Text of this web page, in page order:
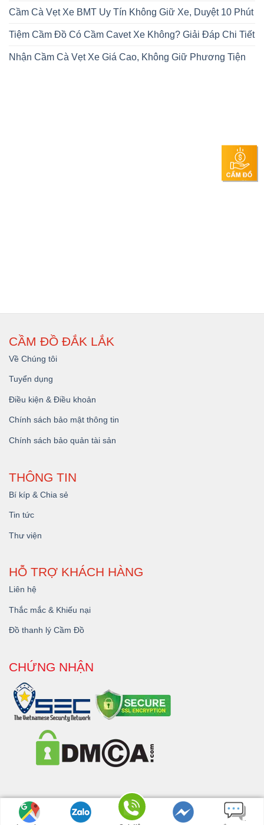
Cầm Cà Vẹt Xe BMT Uy Tín Không Giữ Xe, Duyệt 10 Phút
Tiệm Cầm Đồ Có Cầm Cavet Xe Không? Giải Đáp Chi Tiết
Nhận Cầm Cà Vẹt Xe Giá Cao, Không Giữ Phương Tiện
CẦM ĐỒ ĐẮK LẮK
Về Chúng tôi
Tuyển dụng
Điều kiện & Điều khoản
Chính sách bảo mật thông tin
Chính sách bảo quản tài sản
THÔNG TIN
Bí kíp & Chia sẻ
Tin tức
Thư viện
HỖ TRỢ KHÁCH HÀNG
Liên hệ
Thắc mắc & Khiếu nại
Đồ thanh lý Cầm Đồ
CHỨNG NHẬN
Copyright 2026 © - Dịch Vụ Cầm Đồ Đắk Lắk